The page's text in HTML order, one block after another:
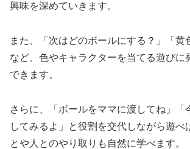
興味を深めていきます。
また、「次はどのボールにする？」「黄
など、色やキャラクターを当てる遊びに
できます。
さらに、「ボールをママに渡してね」「
してみるよ」と役割を交代しながら遊べ
とや人とのやり取りも自然に学べます。